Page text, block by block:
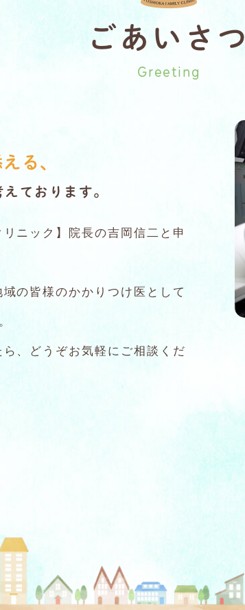
Greeting
ごあいさつ
る、
えております。
ニック】院長の吉岡信二と申
の皆様のかかりつけ医として
、どうぞお気軽にご相談くだ